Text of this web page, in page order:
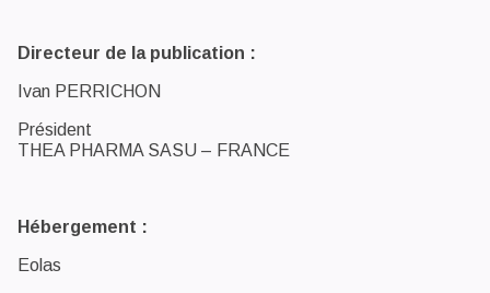
Directeur de la publication :
Ivan PERRICHON
Président
THEA PHARMA SASU – FRANCE
Hébergement :
Eolas